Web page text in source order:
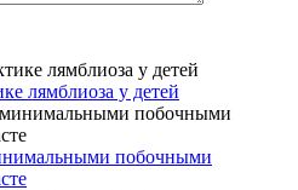
лямблиоза у детей
побочными